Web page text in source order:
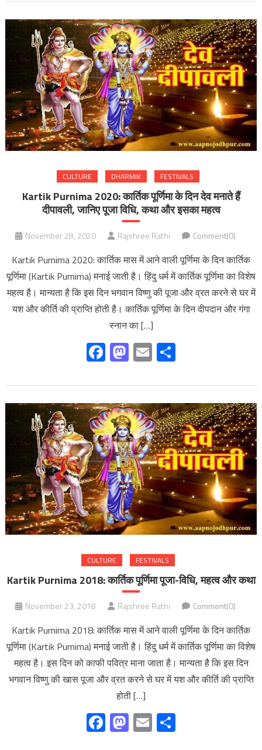
CULTURE DHARMIK FESTIVALS
Kartik Purnima 2020: कार्तिक पूर्णिमा के दिन देव मनाते हैं
दीपावली, जानिए पूजा विधि, कथा और इसका महत्व
November 28, 2020 Rajshree Rathi Comment(0)
Kartik Purnima 2020: कार्तिक मास में आने वाली पूर्णिमा के दिन कार्तिक
पूर्णिमा (Kartik Purnima) मनाई जाती है। हिंदु धर्म में कार्तिक पूर्णिमा का विशेष
महत्व है। मान्यता है कि इस दिन भगवान विष्णु की पूजा और व्रत करने से घर में
यश और कीर्ति की प्राप्ति होती है। कार्तिक पूर्णिमा के दिन दीपदान और गंगा
स्नान का […]
Facebook
Mastodon
Email
CULTURE FESTIVALS
Kartik Purnima 2018: कार्तिक पूर्णिमा पूजा-विधि, महत्व और कथा
November 23, 2018 Rajshree Rathi Comment(0)
Kartik Purnima 2018: कार्तिक मास में आने वाली पूर्णिमा के दिन कार्तिक
पूर्णिमा (Kartik Purnima) मनाई जाती है। हिंदु धर्म में कार्तिक पूर्णिमा का विशेष
महत्व है। इस दिन को काफी पवित्र माना जाता है। मान्यता है कि इस दिन
भगवान विष्णु की खास पूजा और व्रत करने से घर में यश और कीर्ति की प्राप्ति
होती […]
Facebook
Mastodon
Email